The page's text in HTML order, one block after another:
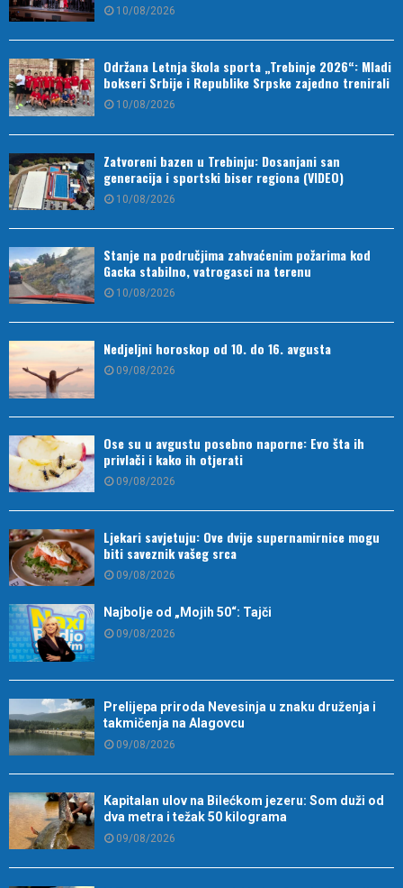
10/08/2026
Održana Letnja škola sporta „Trebinje 2026“: Mladi
bokseri Srbije i Republike Srpske zajedno trenirali
10/08/2026
Zatvoreni bazen u Trebinju: Dosanjani san
generacija i sportski biser regiona (VIDEO)
10/08/2026
Stanje na područjima zahvaćenim požarima kod
Gacka stabilno, vatrogasci na terenu
10/08/2026
Nedjeljni horoskop od 10. do 16. avgusta
09/08/2026
Ose su u avgustu posebno naporne: Evo šta ih
privlači i kako ih otjerati
09/08/2026
Ljekari savjetuju: Ove dvije supernamirnice mogu
biti saveznik vašeg srca
09/08/2026
Najbolje od „Mojih 50“: Tajči
09/08/2026
Prelijepa priroda Nevesinja u znaku druženja i
takmičenja na Alagovcu
09/08/2026
Kapitalan ulov na Bilećkom jezeru: Som duži od
dva metra i težak 50 kilograma
09/08/2026